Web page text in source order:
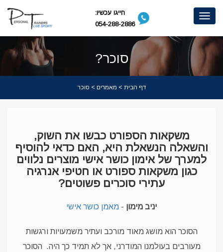
Toggle
navigation
חייגו עכשיו:
054-288-2886
סוכר?
דף הבית > מאמרים > סוכר
משקאות הספורט כבשו את השוק,
והשאלה הנשאלת היא, האם כדאי להוסיף
למערך של אימון כושר אישי מוצרים נלווים
כגון משקאות ספורט או חטיפי אנרגיה
עתירי סוכרים פשוטים?
יניב מימון - מאמן כושר אישי
הסוכר הוא מושג מאוד מורכב ועתיר משמעויות ורגשות
מעורבים בעולמנו המודרני, אך לא תמיד כך היה. הסוכר